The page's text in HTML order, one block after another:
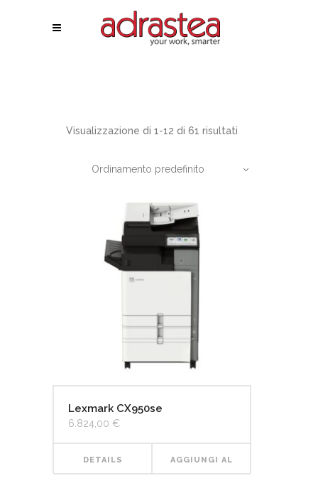
Visualizzazione di 1-12 di 61 risultati
Ordinamento predefinito
Lexmark CX950se
6.824,00 €
DETAILS AGGIUNGI AL